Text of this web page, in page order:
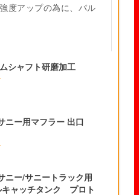
度アップの為に、パル
シャフト研磨加工
ニー用マフラー 出口
ニー/サニートラック用
キャッチタンク プロト